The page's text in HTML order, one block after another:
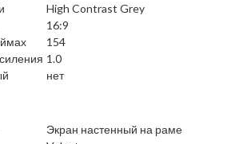
High Contrast Grey
16:9
154
1.0
нет
Экран настенный на раме